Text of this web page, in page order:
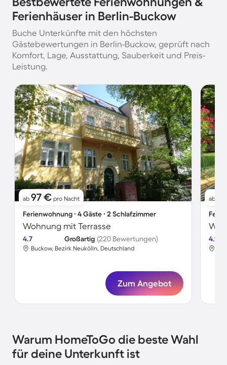
Ferienhäuser in Berlin-Buckow
Buche Unterkünfte mit den höchsten
Gästebewertungen in Berlin-Buckow, geprüft nach
Komfort, Lage, Ausstattung, Sauberkeit und Preis-
Leistung.
ab 97 € pro Nacht
Ferienwohnung ∙ 4 Gäste ∙ 2 Schlafzimmer
Wohnung mit Terrasse
4.7 Großartig (220 Bewertungen)
Buckow, Bezirk Neukölln, Deutschland
Zum Angebot
ab
4.9
Warum HomeToGo die beste Wahl
für deine Unterkunft ist